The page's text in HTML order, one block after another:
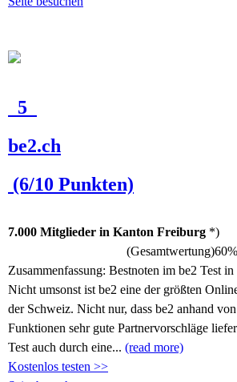
5
be2.ch
(6/10 Punkten)
7.000 Mitglieder in Kanton Freiburg *)
(Gesamtwertung)60%
Zusammenfassung: Bestnoten im be2 Test
Nicht umsonst ist be2 eine der größten
der Schweiz. Nicht nur, dass be2 anhand
Funktionen sehr gute Partnervorschläge
Test auch durch eine... (read more)
Kostenlos testen >>